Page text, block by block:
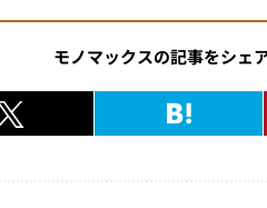
モノマックスの記事をシェ